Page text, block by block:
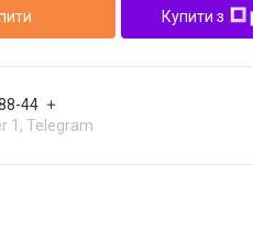
Купити з
44
1, Telegram